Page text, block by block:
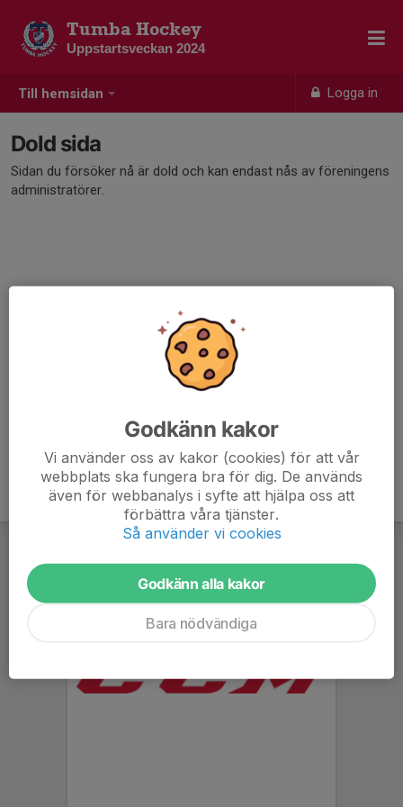
Till hemsidan Logga in
Tumba Hockey
Uppstartsveckan 2024
Dold sida
Sidan du försöker nå är dold och kan endast nås av föreningens
administratörer.
Godkänn kakor
Vi använder oss av kakor (cookies) för att vår
webbplats ska fungera bra för dig. De används
även för webbanalys i syfte att hjälpa oss att
förbättra våra tjänster.
Så använder vi cookies
Godkänn alla kakor
Bara nödvändiga